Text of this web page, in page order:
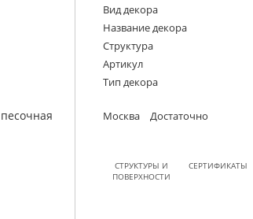
Вид декора
Название декора
Структура
Артикул
Тип декора
Москва Достаточно
СТРУКТУРЫ И
ПОВЕРХНОСТИ
СЕРТИФИКАТЫ